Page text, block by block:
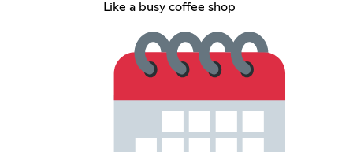
Like a busy coffee shop